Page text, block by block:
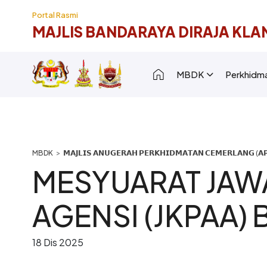
Portal Rasmi
MAJLIS BANDARAYA DIRAJA
Main navigation
MBDK
Breadcrumb
𝗠𝗔𝗝𝗟𝗜𝗦 𝗔𝗡𝗨𝗚𝗘𝗥𝗔𝗛 𝗣𝗘𝗥𝗞𝗛𝗜𝗗𝗠𝗔𝗧𝗔𝗡 𝗖𝗘𝗠𝗘𝗥𝗟𝗔𝗡𝗚
MESYUARAT
AGENSI (JKPAA)
18 Dis 2025